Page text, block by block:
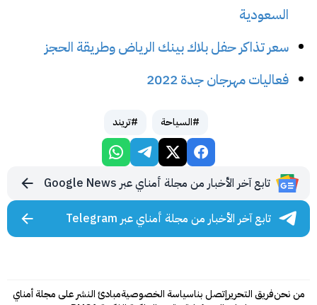
السعودية
سعر تذاكر حفل بلاك بينك الرياض وطريقة الحجز
فعاليات مهرجان جدة 2022
#السياحة #تريند
تابع آخر الأخبار من مجلة أمناي عبر Google News
تابع آخر الأخبار من مجلة أمناي عبر Telegram
من نحنفريق التحريرإتصل بناسياسة الخصوصيةمبادئ النشر على مجلة أمناي